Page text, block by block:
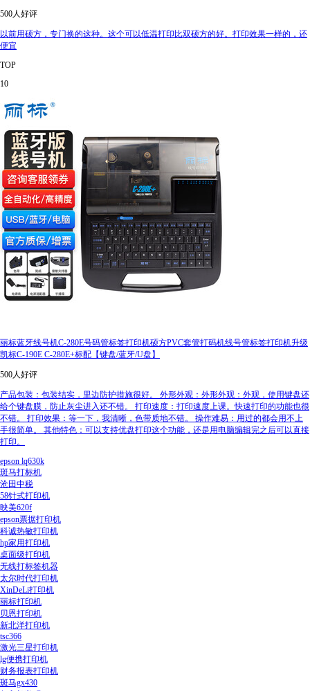
500人好评
以前用硕方，专门换的这种。这个可以低温打印比双硕方的好。打印效果一样的，还
便宜
TOP
10
丽标蓝牙线号机C-280E号码管标签打印机硕方PVC套管打码机线号管标签打印机升级
凯标C-190E C-280E+标配【键盘/蓝牙/U盘】
500人好评
产品包装：包装结实，里边防护措施很好。 外形外观：外形外观：外观，使用键盘还
给个键盘膜，防止灰尘进入还不错。 打印速度：打印速度上课。快速打印的功能也很
不错。 打印效果：等一下，我清晰，色带质地不错。 操作难易：用过的都会用不上
手很简单。 其他特色：可以支持优盘打印这个功能，还是用电脑编辑完之后可以直接
打印。
epson lq630k
斑马打标机
沧田中税
58针式打印机
映美620f
epson票据打印机
科诚热敏打印机
hp家用打印机
桌面级打印机
无线打标签机器
太尔时代打印机
XinDeLi打印机
丽标打印机
贝恩打印机
新北洋打印机
tsc366
激光三星打印机
lg便携打印机
财务报表打印机
斑马gx430